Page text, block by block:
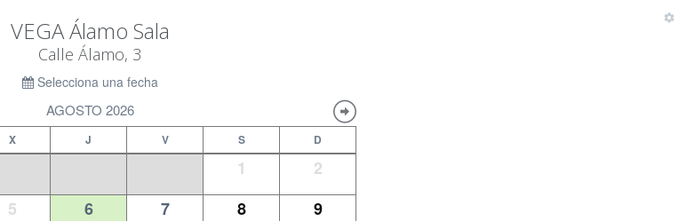
VEGA Álamo Sala
Calle Álamo, 3
Selecciona una fecha
AGOSTO 2026
X J V S D
1
2
5 6 7 8
9